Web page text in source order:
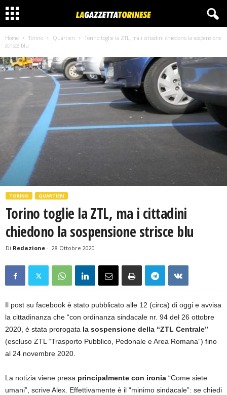
Home Torino Quartieri
Torino toglie la ZTL, ma i cittadini chiedono la sospensione
strisce blu
TORINO QUARTIERI
Torino toglie la ZTL, ma i cittadini
chiedono la sospensione strisce blu
Di Redazione - 28 Ottobre 2020
Il post su facebook è stato pubblicato alle 12 (circa) di oggi e avvisa
la cittadinanza che “con ordinanza sindacale nr. 94 del 26 ottobre
2020, è stata prorogata la sospensione della “ZTL Centrale”
(escluso ZTL “Trasporto Pubblico, Pedonale e Area Romana”) fino
al 24 novembre 2020.
La notizia viene presa principalmente con ironia “Come siete
umani”, scrive Alex. Effettivamente è il “minimo sindacale”: se chiedi